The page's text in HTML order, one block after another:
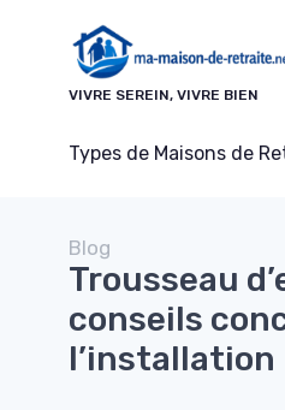
VIVRE SEREIN, VIVRE BIEN
Types de Maisons de
Blog
Trousseau
conseils
l’installation